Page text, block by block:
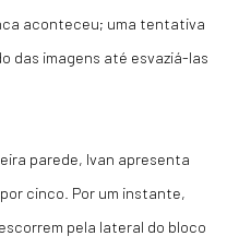
aconteceu; uma tentativa
das imagens até esvaziá-las
parede, Ivan apresenta
cinco. Por um instante,
pela lateral do bloco